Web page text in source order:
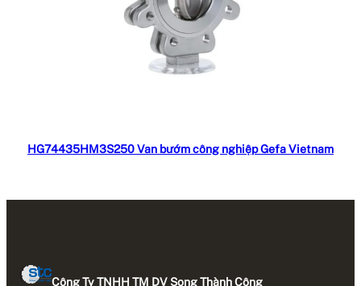
Đọc tiếp
HG74435HM3S250 Van bướm công nghiệp Gefa Vietnam
Công Ty TNHH TM DV Song Thành Công